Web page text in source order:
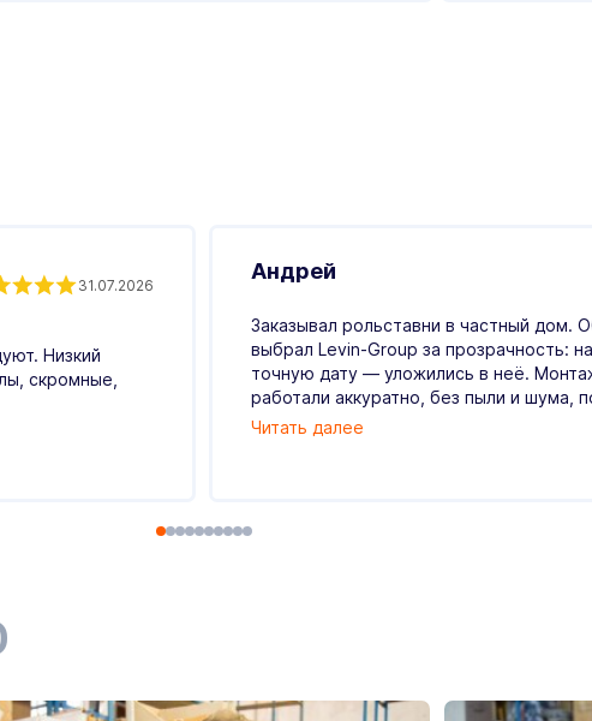
31.07.2026
Низкий
скромные,
Андрей
Заказывал рольставни в частный дом.
выбрал Levin-Group за прозрачность:
точную дату — уложились в неё.
работали аккуратно, без пыли и шума,
Читать далее